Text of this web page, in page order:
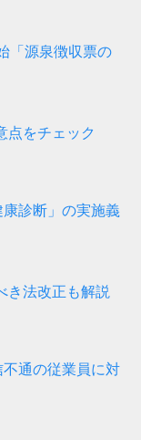
「源泉徴収票の
をチェック
診断」の実施義
き法改正も解説
通の従業員に対